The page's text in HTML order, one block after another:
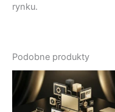
rynku.
Podobne produkty